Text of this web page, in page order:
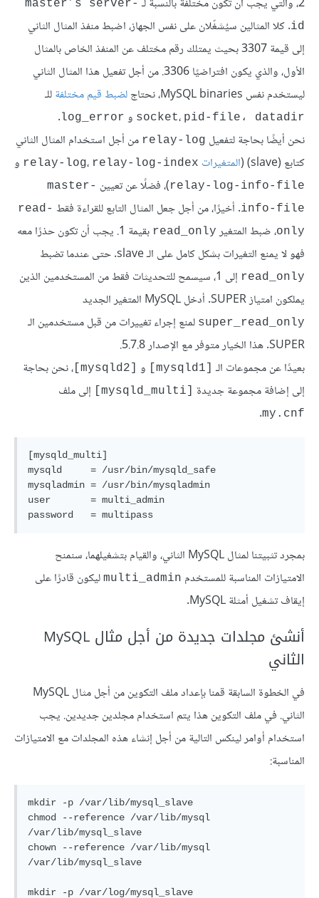
2، والتي يجب أن تكون مختلفة بالنسبة لـ
master’s server-
id. كلا المثالين سيُشغّلان على نفس الجهاز، اضبط منفذ المثال الثاني
إلى قيمة 3307 بحيث يمتلك رقم مختلف عن المنفذ الخاص بالمثال
الأول، والذي يكون افتراضيًا 3306. من أجل تفعيل هذا المثال الثاني
ليستخدم نفس MySQL binaries، نحتاج
لضبط قيم مختلفةللـ
socket، pid-file، datadir و log_error
.
نحن أيضًا بحاجة لتفعيل relay-log من أجل استخدام المثال الثاني
كتابع (slave) (
المتغيرات relay-log، relay-log-index و
relay-log-info-file)، فضلًا عن تعيين master-
info-file. أخيرًا، من أجل جعل المثال التابع للقراءة فقط read-
only، ضبط المتغير read_only
بقيمة 1. يجب أن تكون حذرًا معه
فهو لا يمنع التغيرات بشكل كامل على الـ slave. حتى عندما تضبط
read_only
إلى 1، سيسمح للتحديثات فقط من المستخدمين الذين
يملكون امتياز SUPER. أدخل MySQL المتغير الجديد
super_read_only لمنع إجراء تغييرات من قبل مستخدمين الـ
SUPER. هذا الخيار متوفر مع الإصدار 5.7.8.
بعيدًا عن مجموعات الـ
و
، نحن بحاجة
إلى إضافة مجموعة جديدة
إلى ملف
my.cnf
.
[mysqld_multi]
mysqld     = /usr/bin/mysqld_safe
mysqladmin = /usr/bin/mysqladmin
user       = multi_admin
password   = multipass
بمجرد تثبيتنا لمثال MySQL الثاني، والقيام بتشغيلهما، سنمنح
الامتيازات المناسبة للمستخدم multi_admin ليكون قادرًا على
إيقاف تشغيل أمثلة MySQL.
أنشئ مجلدات جديدة من أجل مثال MySQL
الثاني
في الخطوة السابقة قمنا بإعداد ملف التكوين من أجل مثال MySQL
الثاني. في ملف التكوين هذا يتم استخدام مجلدين جديدين. يجب
استخدام أوامر لينكس التالية من أجل إنشاء هذه المجلدات مع الامتيازات
المناسبة:
mkdir -p /var/lib/mysql_slave
chmod --reference /var/lib/mysql
/var/lib/mysql_slave
chown --reference /var/lib/mysql
/var/lib/mysql_slave
mkdir -p /var/log/mysql_slave